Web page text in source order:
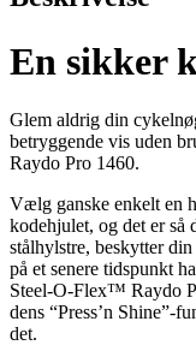
En sikker
Glem aldrig din
betryggende vis uden
Raydo Pro 1460.
Vælg ganske enkelt en
kodehjulet, og det er så
stålhylstre, beskytter
på et senere tidspunkt
Steel-O-Flex™ Raydo
dens “Press’n Shine”-
det.